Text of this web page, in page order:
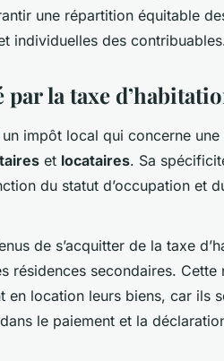
une répartition équitable
individuelles des
la taxe
impôt local qui concerne
et locataires. Sa
du statut d’occupation et
de s’acquitter de la taxe
résidences secondaires. Cette
en location leurs biens, car ils
le paiement et la